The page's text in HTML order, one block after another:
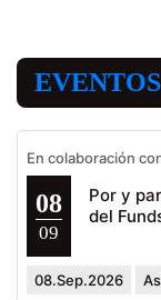
EVENTOS
En colaboración
08
09
Por y
del
08.Sep.2026